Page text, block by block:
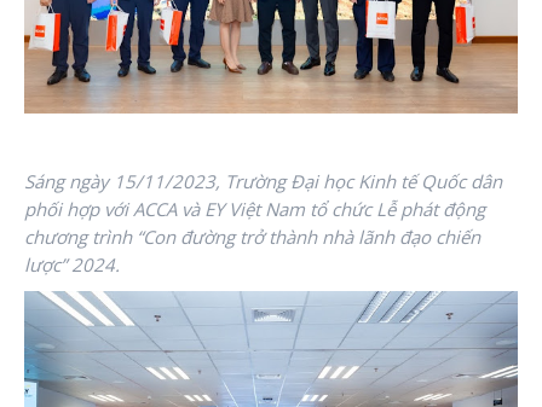
Sáng ngày 15/11/2023, Trường Đại học Kinh tế Quốc dân
phối hợp với ACCA và EY Việt Nam tổ chức Lễ phát động
chương trình “Con đường trở thành nhà lãnh đạo chiến
lược” 2024.